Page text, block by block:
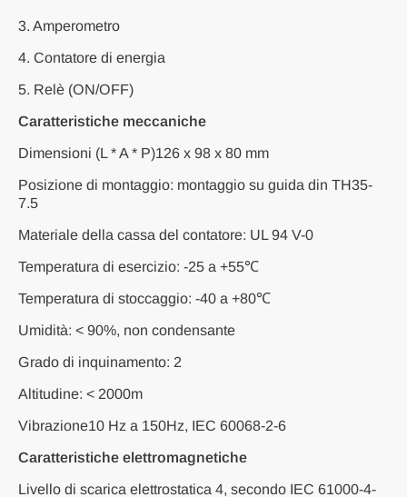
3. Amperometro
4. Contatore di energia
5. Relè (ON/OFF)
Caratteristiche meccaniche
Dimensioni (L * A * P)126 x 98 x 80 mm
Posizione di montaggio: montaggio su guida din TH35-
7.5
Materiale della cassa del contatore: UL 94 V-0
Temperatura di esercizio: -25 a +55℃
Temperatura di stoccaggio: -40 a +80℃
Umidità: < 90%, non condensante
Grado di inquinamento: 2
Altitudine: < 2000m
Vibrazione10 Hz a 150Hz, IEC 60068-2-6
Caratteristiche elettromagnetiche
Livello di scarica elettrostatica 4, secondo IEC 61000-4-